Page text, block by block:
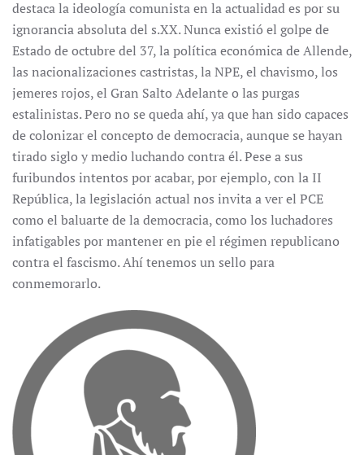
destaca la ideología comunista en la actualidad es por su
ignorancia absoluta del s.XX. Nunca existió el golpe de
Estado de octubre del 37, la política económica de Allende,
las nacionalizaciones castristas, la NPE, el chavismo, los
jemeres rojos, el Gran Salto Adelante o las purgas
estalinistas. Pero no se queda ahí, ya que han sido capaces
de colonizar el concepto de democracia, aunque se hayan
tirado siglo y medio luchando contra él. Pese a sus
furibundos intentos por acabar, por ejemplo, con la II
República, la legislación actual nos invita a ver el PCE
como el baluarte de la democracia, como los luchadores
infatigables por mantener en pie el régimen republicano
contra el fascismo. Ahí tenemos un sello para
conmemorarlo.